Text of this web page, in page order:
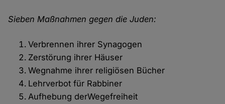
Sieben Maßnahmen gegen die Juden:
Verbrennen ihrer Synagogen
Zerstörung ihrer Häuser
Wegnahme ihrer religiösen Bücher
Lehrverbot für Rabbiner
Aufhebung derWegefreiheit